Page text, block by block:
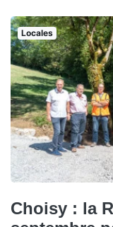
Locales
Choisy : la